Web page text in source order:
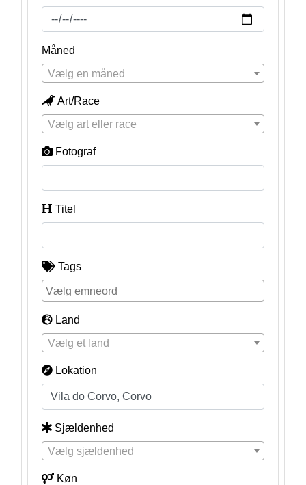
Måned
Vælg en måned
Art/Race
Vælg art eller race
Fotograf
Titel
Tags
Land
Vælg et land
Lokation
Sjældenhed
Vælg sjældenhed
Køn